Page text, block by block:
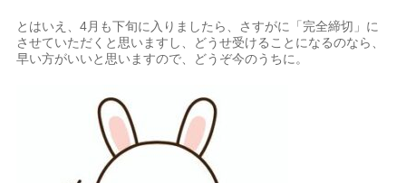
とはいえ、4月も下旬に入りましたら、さすがに「完全締切」に
させていただくと思いますし、どうせ受けることになるのなら、
早い方がいいと思いますので、どうぞ今のうちに。